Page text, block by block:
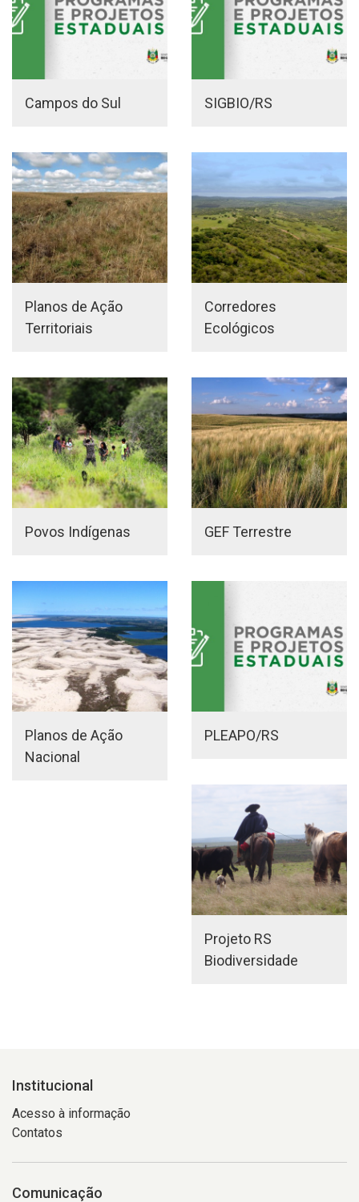
Campos do Sul SIGBIO/RS
Planos de Ação
Territoriais
Corredores
Ecológicos
Povos Indígenas GEF Terrestre
Planos de Ação
Nacional
PLEAPO/RS
Projeto RS
Biodiversidade
Institucional
Acesso à informação
Contatos
Comunicação